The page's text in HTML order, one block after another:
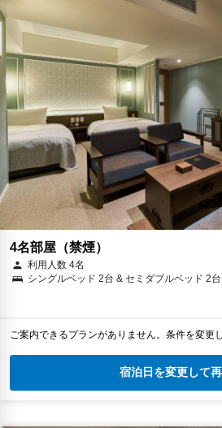
4名部屋（禁煙）
利用人数 4名
シングルベッド 2台 & セミダブルベッド 2台
ご案内できるプランがありません。条件を変更
宿泊日を変更して